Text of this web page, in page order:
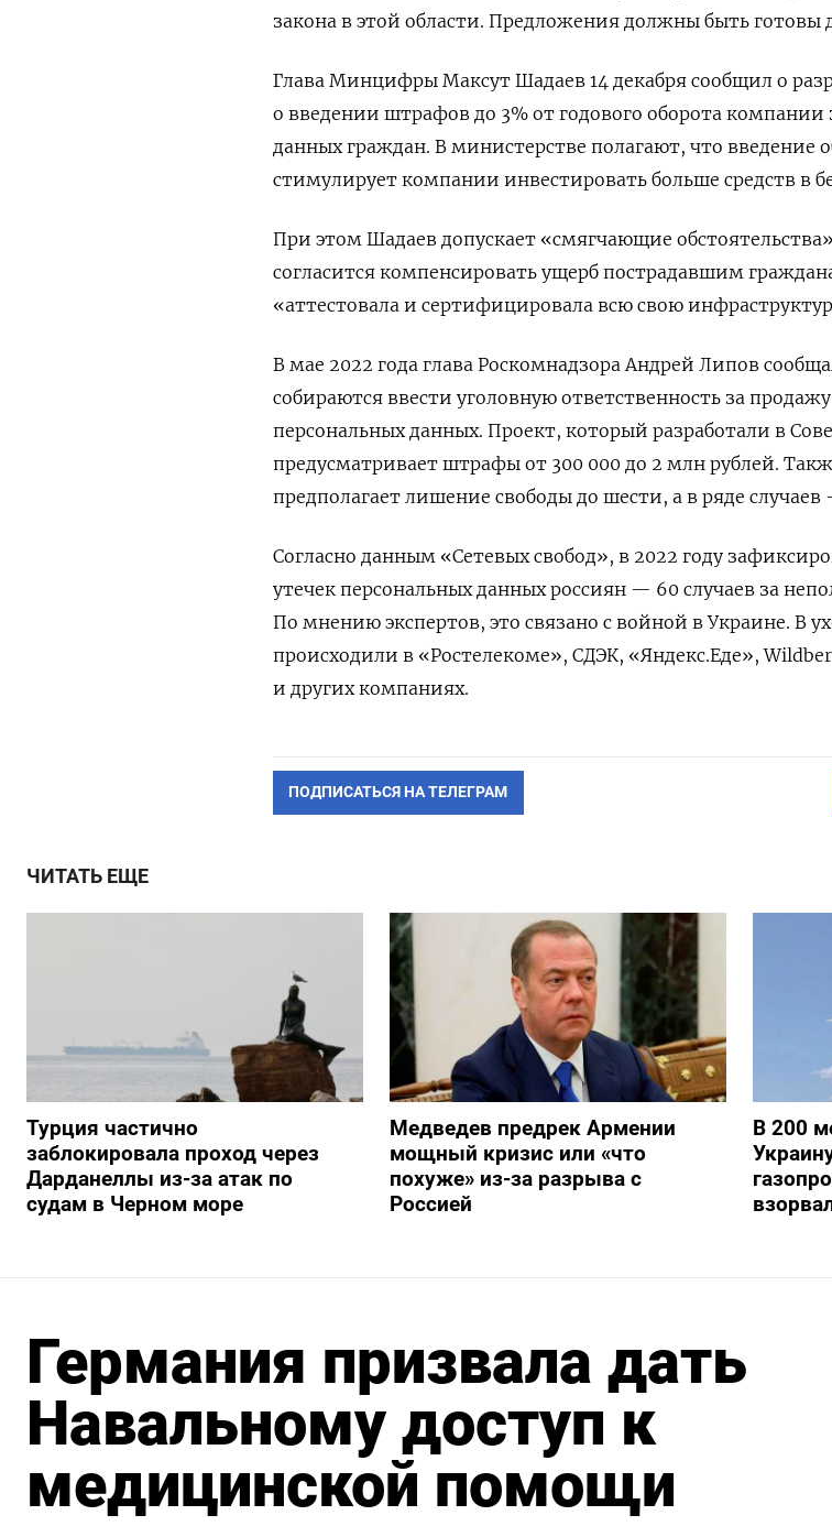
закона в этой области. Предложения должны быть готовы
Глава Минцифры Максут Шадаев 14 декабря сообщил о
о введении штрафов до 3% от годового оборота компании
данных граждан. В министерстве полагают, что введение
стимулирует компании инвестировать больше средств в
При этом Шадаев допускает «смягчающие
согласится компенсировать ущерб пострадавшим
«аттестовала и сертифицировала всю свою
В мае 2022 года глава Роскомнадзора Андрей Липов
собираются ввести уголовную ответственность за
персональных данных. Проект, который разработали в
предусматривает штрафы от 300 000 до 2 млн рублей.
предполагает лишение свободы до шести, а в ряде случаев
Согласно данным «Сетевых свобод», в 2022 году
утечек персональных данных россиян — 60 случаев за
По мнению экспертов, это связано с войной в Украине. В
происходили в «Ростелекоме», СДЭК, «Яндекс.Еде»,
и других компаниях.
ПОДПИСАТЬСЯ НА ТЕЛЕГРАМ
ЧИТАТЬ ЕЩЕ
Турция частично
заблокировала проход через
Дарданеллы из-за атак по
судам в Черном море
Медведев предрек Армении
мощный кризис или «что
похуже» из-за разрыва с
Россией
В 200
Германия призвала дать
Навальному доступ к
медицинской помощи